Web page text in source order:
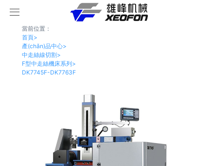
首頁
產(chǎn)品中心
中走絲線切割
K型中走絲機床系列
大錐度線切割
公司新聞
行業(yè)新聞
關(guān)于我們
榮譽資質(zhì)
聯(lián)系我們
當前位置：
首頁>
產(chǎn)品中心>
中走絲線切割>
F型中走絲機床系列>
DK7745F-DK7763F